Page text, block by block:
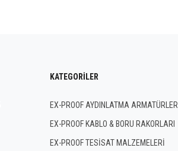
KATEGORILER
EX-PROOF AYDINLATMA
EX-PROOF KABLO & BORU RAKORLARI
EX-PROOF TESİSAT MALZEMELERİ